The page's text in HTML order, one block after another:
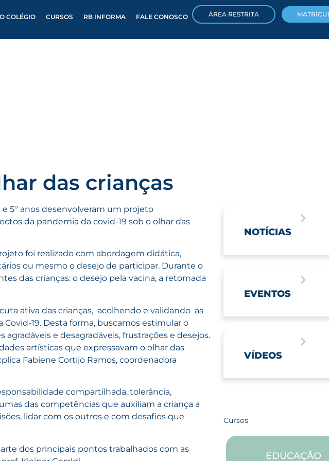
O COLÉGIO CURSOS RB INFORMA FALE CONOSCO ÁREA RESTRITA
das crianças
e 5º anos desenvolveram um projeto
da pandemia da covid-19 sob o olhar das
foi realizado com abordagem didática,
ou mesmo o desejo de participar. Durante o
das crianças: o desejo pela vacina, a retomada
ativa das crianças, acolhendo e validando as
19. Desta forma, buscamos estimular o
e desagradáveis, frustrações e desejos.
artísticas que expressavam o olhar das
Fabiene Cortijo Ramos, coordenadora
compartilhada, tolerância,
das competências que auxiliam a criança a
lidar com os outros e com desafios que
dos principais pontos trabalhados com as
NOTÍCIAS
EVENTOS
VÍDEOS
Cursos
EDUCAÇÃO